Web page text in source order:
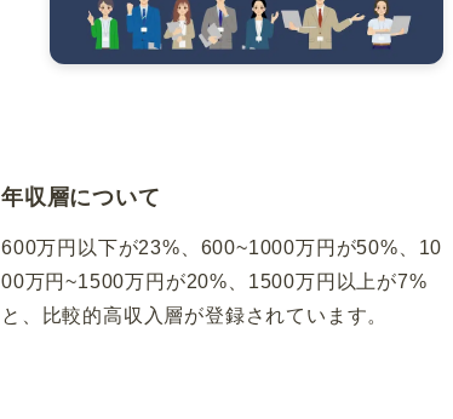
年収層について
600万円以下が23%、600~1000万円が50%、10
00万円~1500万円が20%、1500万円以上が7%
と、比較的高収入層が登録されています。